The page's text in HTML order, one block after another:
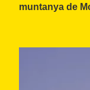
muntanya de